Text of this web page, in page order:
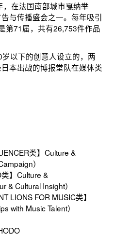
在法国南部城市戛纳举
与传播盛会之一。每年吸引
第71届，共有26,753件作品
以下的创意人设立的，两
本出战的博报堂队在媒体类
类】Culture &
）
】Culture &
& Cultural Insight）
LIONS FOR MUSIC类】
with Music Talent）